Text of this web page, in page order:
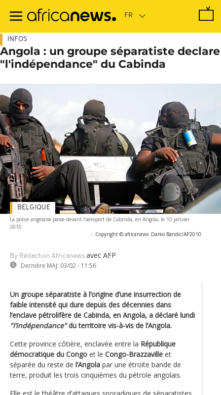
contenu
INFOS
Angola : un groupe séparatiste declare
"l'indépendance" du Cabinda
La police angolaise passe devant l'aéroport de Cabinda, en Angola, le 10 janvier
2010
- Copyright © africanews Darko Bandic/AP2010
By Rédaction Africanews avec AFP
Dernière MAJ: 03/02 - 11:56
BELGIQUE
Un groupe séparatiste à l’origine d’une insurrection de
faible intensité qui dure depuis des décennies dans
l’enclave pétrolifère de Cabinda, en Angola, a déclaré lundi
"l’indépendance"du territoire vis-à-vis de l’Angola.
Cette province côtière, enclavée entre la République
démocratique du Congo et le Congo-Brazzaville et
séparée du reste de l’Angola par une étroite bande de
terre, produit les trois cinquièmes du pétrole angolais.